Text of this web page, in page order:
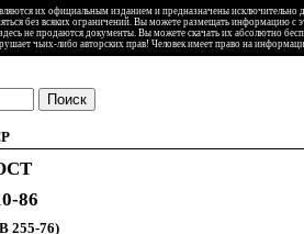
их официальным изданием и предназначены исключительно
без всяких ограничений. Вы можете размещать информацию с
не продаются документы. Вы можете скачать их абсолютно
чьих-либо авторских прав! Человек имеет право на
86
255-76)